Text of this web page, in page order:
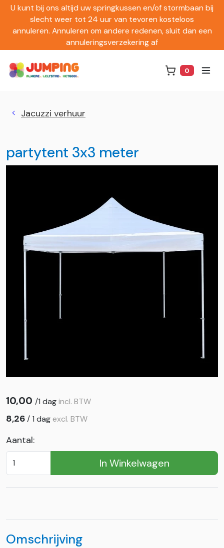
U kunt bij ons altijd uw springkussen en/of stormbaan bij
slecht weer tot 24 uur van tevoren kosteloos
annuleren. Annuleren om andere redenen, sluit dan een
annuleringsverzekering af
0
Jacuzzi verhuur
partytent 3x3 meter
10,00 /1 dagincl. BTW
8,26/1 dag excl. BTW
Aantal:
In Winkelwagen
Omschrijving